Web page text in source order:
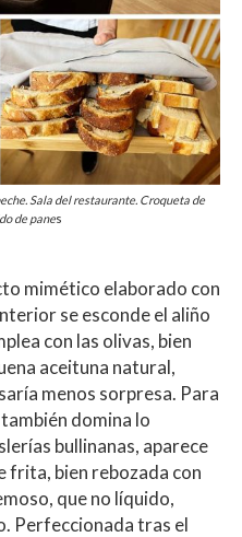
Sala del restaurante. Croqueta de
de panes
mimético elaborado con
se esconde el aliño
con las olivas, bien
aceituna natural,
menos sorpresa. Para
domina lo
bullinanas, aparece
frita, bien rebozada con
que no líquido,
Perfeccionada tras el